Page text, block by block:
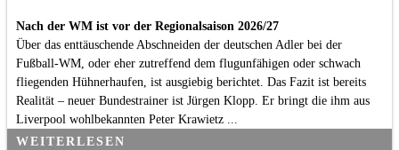
Nach der WM ist vor der Regionalsaison 2026/27
Über das enttäuschende Abschneiden der deutschen Adler bei der
Fußball-WM, oder eher zutreffend dem flugunfähigen oder schwach
fliegenden Hühnerhaufen, ist ausgiebig berichtet. Das Fazit ist bereits
Realität – neuer Bundestrainer ist Jürgen Klopp. Er bringt die ihm aus
Liverpool wohlbekannten Peter Krawietz ...
WEITERLESEN